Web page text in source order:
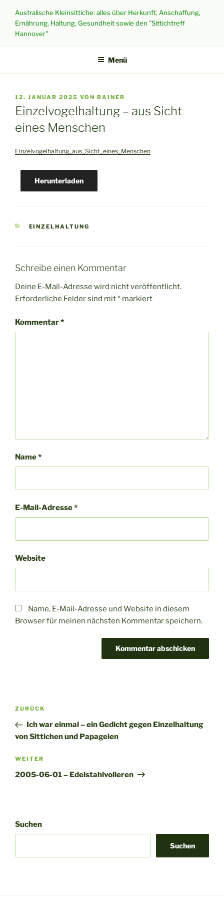
Inhalt
springen
Australische Kleinsittiche: alles über Herkunft, Anschaffung,
Ernährung, Haltung, Gesundheit sowie den "Sittichtreff
Hannover"
Menü
VERÖFFENTLICHT
AM
12. JANUAR 2025 VON RAINER
Einzelvogelhaltung – aus Sicht
eines Menschen
Einzelvogelhaltung_aus_Sicht_eines_Menschen
Herunterladen
KATEGORIEN
EINZELHALTUNG
Schreibe einen Kommentar
Deine E-Mail-Adresse wird nicht veröffentlicht.
Erforderliche Felder sind mit* markiert
Kommentar*
Name*
E-Mail-Adresse*
Website
Name, E-Mail-Adresse und Website in diesem
Browser für meinen nächsten Kommentar speichern.
e
r
n
t
i
Beitragsnavigation
Vorheriger
Beitrag
ZURÜCK
Ich war einmal – ein Gedicht gegen Einzelhaltung
von Sittichen und Papageien
Nächster
Beitrag
WEITER
2005-06-01 – Edelstahlvolieren
Suchen
Suchen